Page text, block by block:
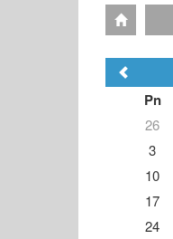
Pn
26
3
10
17
24